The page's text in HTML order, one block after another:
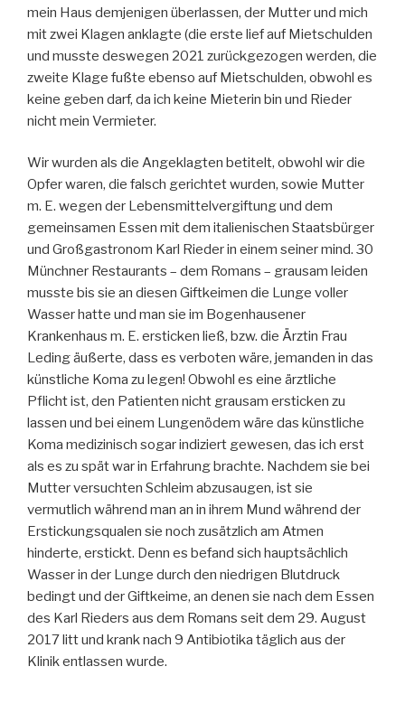
mein Haus demjenigen überlassen, der Mutter und mich
mit zwei Klagen anklagte (die erste lief auf Mietschulden
und musste deswegen 2021 zurückgezogen werden, die
zweite Klage fußte ebenso auf Mietschulden, obwohl es
keine geben darf, da ich keine Mieterin bin und Rieder
nicht mein Vermieter.
Wir wurden als die Angeklagten betitelt, obwohl wir die
Opfer waren, die falsch gerichtet wurden, sowie Mutter
m. E. wegen der Lebensmittelvergiftung und dem
gemeinsamen Essen mit dem italienischen Staatsbürger
und Großgastronom Karl Rieder in einem seiner mind. 30
Münchner Restaurants – dem Romans – grausam leiden
musste bis sie an diesen Giftkeimen die Lunge voller
Wasser hatte und man sie im Bogenhausener
Krankenhaus m. E. ersticken ließ, bzw. die Ärztin Frau
Leding äußerte, dass es verboten wäre, jemanden in das
künstliche Koma zu legen! Obwohl es eine ärztliche
Pflicht ist, den Patienten nicht grausam ersticken zu
lassen und bei einem Lungenödem wäre das künstliche
Koma medizinisch sogar indiziert gewesen, das ich erst
als es zu spät war in Erfahrung brachte. Nachdem sie bei
Mutter versuchten Schleim abzusaugen, ist sie
vermutlich während man an in ihrem Mund während der
Erstickungsqualen sie noch zusätzlich am Atmen
hinderte, erstickt. Denn es befand sich hauptsächlich
Wasser in der Lunge durch den niedrigen Blutdruck
bedingt und der Giftkeime, an denen sie nach dem Essen
des Karl Rieders aus dem Romans seit dem 29. August
2017 litt und krank nach 9 Antibiotika täglich aus der
Klinik entlassen wurde.